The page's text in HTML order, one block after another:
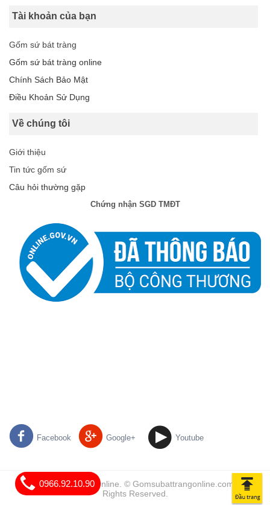
0966.92.10.90
Tài khoản của bạn
Gốm sứ bát tràng
Gốm sứ bát tràng online
Chính Sách Bảo Mật
Điều Khoản Sử Dụng
Về chúng tôi
Giới thiệu
Tin tức gốm sứ
Câu hỏi thường gặp
Chứng nhận SGD TMĐT
Facebook Google+ Youtube
Gốm Sứ Bát Tràng Online. © Gomsubattrangonline.com | All
Rights Reserved.